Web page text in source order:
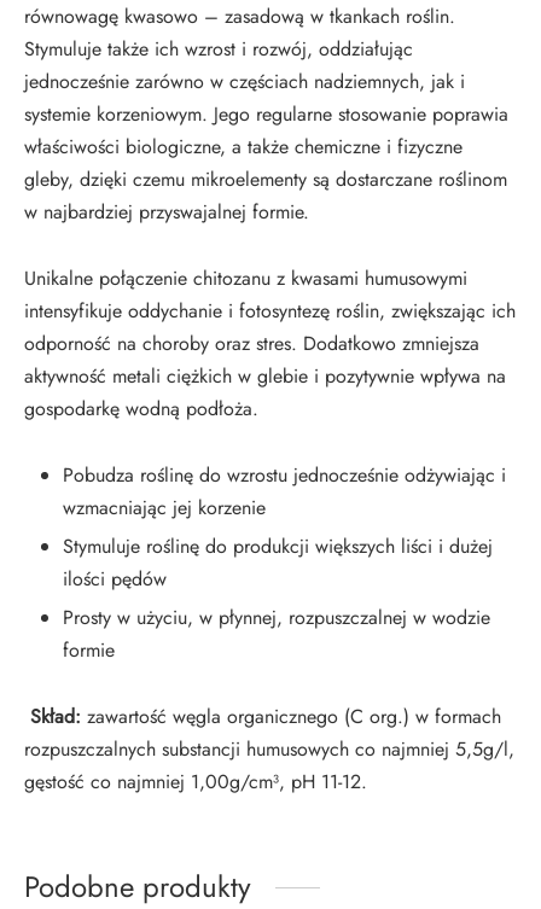
równowagę kwasowo – zasadową w tkankach roślin.
Stymuluje także ich wzrost i rozwój, oddziałując
jednocześnie zarówno w częściach nadziemnych, jak i
systemie korzeniowym. Jego regularne stosowanie poprawia
właściwości biologiczne, a także chemiczne i fizyczne
gleby, dzięki czemu mikroelementy są dostarczane roślinom
w najbardziej przyswajalnej formie.
Unikalne połączenie chitozanu z kwasami humusowymi
intensyfikuje oddychanie i fotosyntezę roślin, zwiększając ich
odporność na choroby oraz stres. Dodatkowo zmniejsza
aktywność metali ciężkich w glebie i pozytywnie wpływa na
gospodarkę wodną podłoża.
Pobudza roślinę do wzrostu jednocześnie odżywiając i
wzmacniając jej korzenie
Stymuluje roślinę do produkcji większych liści i dużej
ilości pędów
Prosty w użyciu, w płynnej, rozpuszczalnej w wodzie
formie
Skład: zawartość węgla organicznego (C org.) w formach
rozpuszczalnych substancji humusowych co najmniej 5,5g/l,
gęstość co najmniej 1,00g/cm³, pH 11-12.
Podobne produkty